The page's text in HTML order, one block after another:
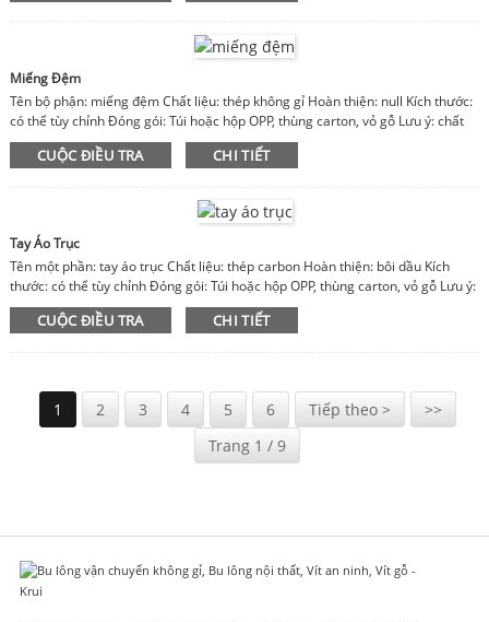
Miếng Đệm
Tên bộ phận: miếng đệm Chất liệu: thép không gỉ Hoàn thiện: null Kích thước:
có thể tùy chỉnh Đóng gói: Túi hoặc hộp OPP, thùng carton, vỏ gỗ Lưu ý: chất
liệu, hoàn thiện, kích thước có thể tùy chỉnh
CUỘC ĐIỀU TRA CHI TIẾT
Tay Áo Trục
Tên một phần: tay áo trục Chất liệu: thép carbon Hoàn thiện: bôi dầu Kích
thước: có thể tùy chỉnh Đóng gói: Túi hoặc hộp OPP, thùng carton, vỏ gỗ Lưu ý:
chất liệu, hoàn thiện, kích thước có thể tùy chỉnh
CUỘC ĐIỀU TRA CHI TIẾT
1 2 3 4 5 6 Tiếp theo >
>>
Trang 1 / 9